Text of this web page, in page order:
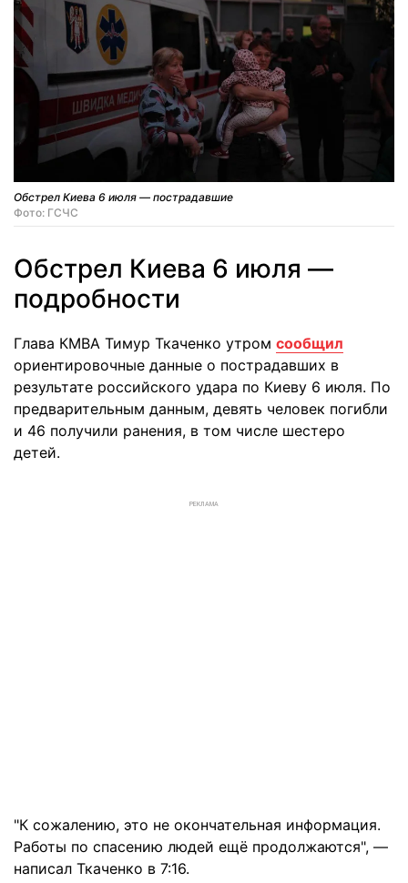
Обстрел Киева 6 июля — пострадавшие
Фото: ГСЧС
Обстрел Киева 6 июля —
подробности
Глава КМВА Тимур Ткаченко утром сообщил
ориентировочные данные о пострадавших в
результате российского удара по Киеву 6 июля. По
предварительным данным, девять человек погибли
и 46 получили ранения, в том числе шестеро
детей.
РЕКЛАМА
"К сожалению, это не окончательная информация.
Работы по спасению людей ещё продолжаются", —
написал Ткаченко в 7:16.